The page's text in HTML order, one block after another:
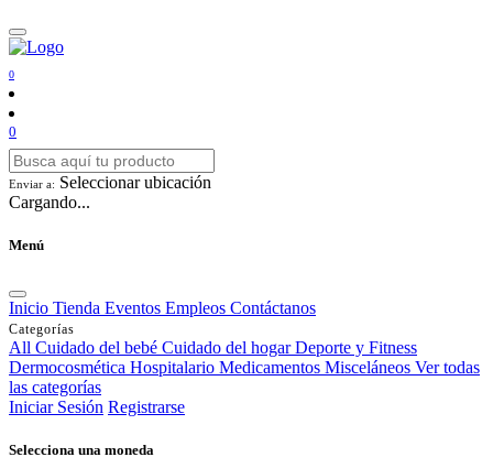
0
0
Enviar a: Seleccionar ubicación
Cargando...
Menú
Inicio Tienda Eventos Empleos Contáctanos
Categorías
All Cuidado del bebé Cuidado del hogar Deporte y Fitness
Dermocosmética Hospitalario Medicamentos Misceláneos Ver todas
las categorías
Iniciar Sesión Registrarse
Selecciona una moneda